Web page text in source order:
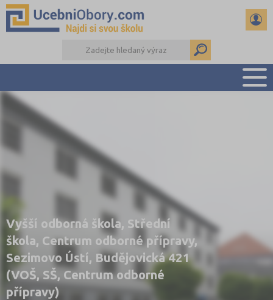
DALŠÍ DRUHY ŠKOL
Vyšší odborná škola, Střední
škola, Centrum odborné přípravy,
Sezimovo Ústí, Budějovická 421
(VOŠ, SŠ, Centrum odborné
přípravy)